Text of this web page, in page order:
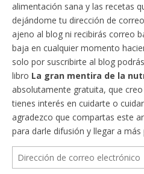
alimentación sana y las recetas
dejándome tu dirección de
ajeno al blog ni recibirás correo
baja en cualquier momento
solo por suscribirte al blog
libro La gran mentira de la
absolutamente gratuita, que
tienes interés en cuidarte o
agradezco que compartas este
para darle difusión y llegar a más
Dirección
de